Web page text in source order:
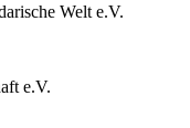
Welt e.V.
e.V.